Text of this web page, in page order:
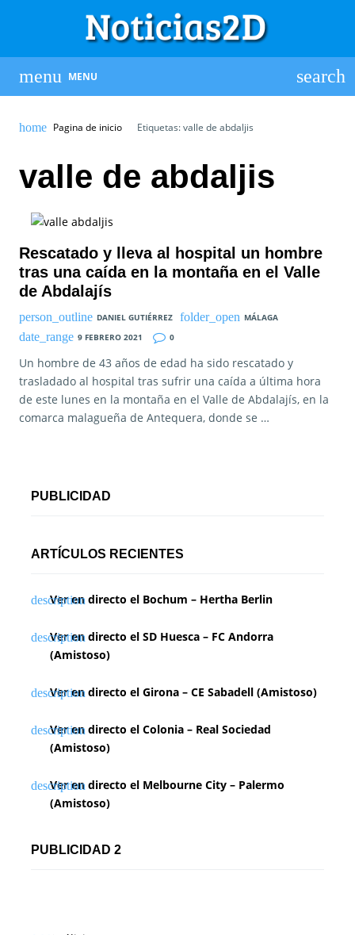
MENU
Pagina de inicio Etiquetas: valle de abdaljis
valle de abdaljis
Rescatado y lleva al hospital un hombre
tras una caída en la montaña en el Valle
de Abdalajís
DANIEL GUTIÉRREZ
MÁLAGA
9 FEBRERO 2021
0
Un hombre de 43 años de edad ha sido rescatado y
trasladado al hospital tras sufrir una caída a última hora
de este lunes en la montaña en el Valle de Abdalajís, en la
comarca malagueña de Antequera, donde se …
PUBLICIDAD
ARTÍCULOS RECIENTES
Ver en directo el Bochum – Hertha Berlin
Ver en directo el SD Huesca – FC Andorra
(Amistoso)
Ver en directo el Girona – CE Sabadell (Amistoso)
Ver en directo el Colonia – Real Sociedad
(Amistoso)
Ver en directo el Melbourne City – Palermo
(Amistoso)
PUBLICIDAD 2